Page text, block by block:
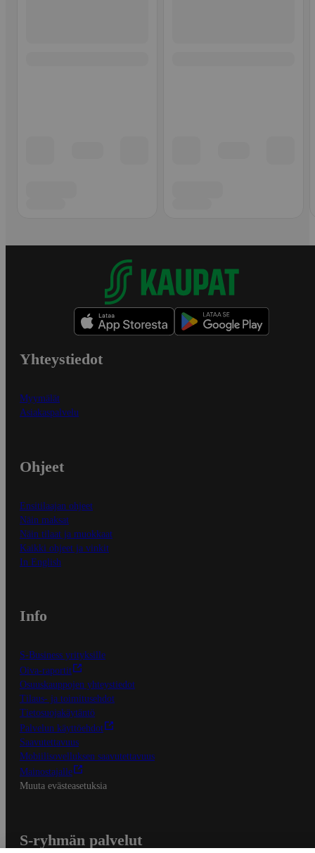
Yhteystiedot
Myymälät
Asiakaspalvelu
Ohjeet
Ensitilaajan ohjeet
Näin maksat
Näin tilaat ja muokkaat
Kaikki ohjeet ja vinkit
In English
Info
S-Business yrityksille
Oiva-raportit
Osuuskauppojen yhteystiedot
Tilaus- ja toimitusehdot
Tietosuojakäytäntö
Palvelun käyttöehdot
Saavutettavuus
Mobiilisovelluksen saavutettavuus
Mainostajalle
Muuta evästeasetuksia
S-ryhmän palvelut